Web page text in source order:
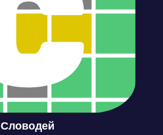
Словодей